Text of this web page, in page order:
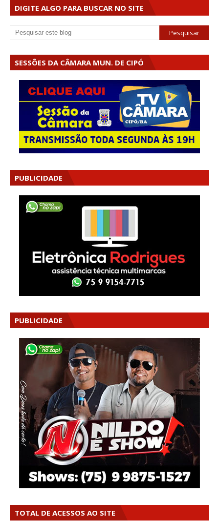
DIGITE ALGO PARA BUSCAR NO SITE
SESSÕES DA CÂMARA MUN. DE CIPÓ
PUBLICIDADE
PUBLICIDADE
TOTAL DE ACESSOS AO SITE